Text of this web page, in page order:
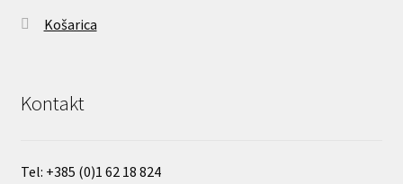
Košarica
Kontakt
Tel: +385 (0)1 62 18 824